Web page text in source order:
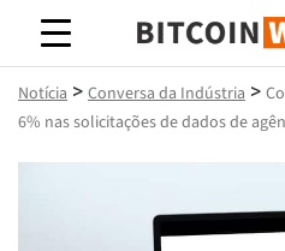
Sabedoria
Notícia > Conversa da Indústria >
6% nas solicitações de dados de